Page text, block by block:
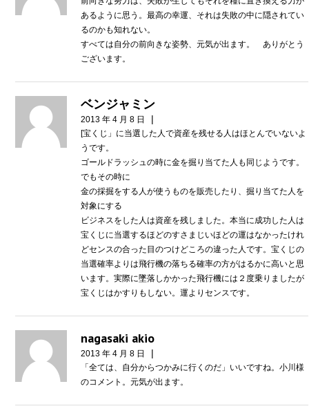
あるように思う。最高の幸運、それは失敗の中に隠されてい
るのかも知れない。
すべては自分の前向きな姿勢、元気が出ます。 ありがとう
ございます。
ベンジャミン
2013 年 4 月 8 日 |
[宝くじ」に当選した人で資産を残せる人はほとんでいないよ
うです。
ゴールドラッシュの時に金を掘り当てた人も同じようです。
でもその時に
金の採掘をする人が使うものを販売したり、掘り当てた人を
対象にする
ビジネスをした人は資産を残しました。本当に成功した人は
宝くじに当選するほどのすさまじいほどの運はなかったけれ
どセンスの合った目のつけどころの違った人です。宝くじの
当選確率よりは飛行機の落ちる確率の方がはるかに高いと思
います。実際に墜落しかかった飛行機には２度乗りましたが
宝くじはかすりもしない。運よりセンスです。
nagasaki akio
2013 年 4 月 8 日 |
「全ては、自分からつかみに行くのだ」いいですね。小川様
のコメント。元気が出ます。